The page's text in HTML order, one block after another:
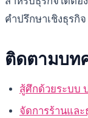
คำปรึกษาเชิงธุรกิ
ติดตามบท
สู้ศึกด้วยระบบ
จัดการร้านและ